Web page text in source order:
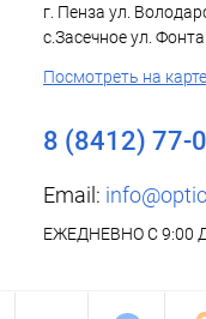
г. Пенза ул.
с.Засечное ул.
Посмотреть на карте
8 (8412) 77-
Email:
ЕЖЕДНЕВНО С 9:00